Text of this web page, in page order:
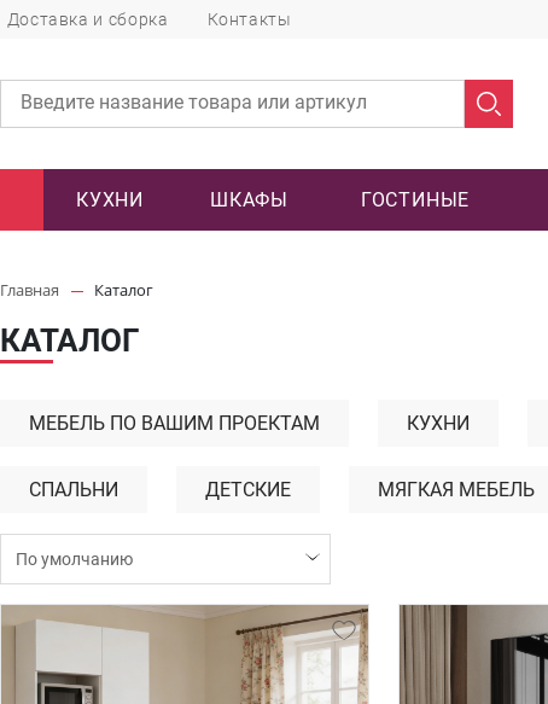
Доставка и сборка Контакты
КУХНИ ШКАФЫ ГОСТИНЫЕ
Главная Каталог
КАТАЛОГ
МЕБЕЛЬ ПО ВАШИМ ПРОЕКТАМ КУХНИ
СПАЛЬНИ ДЕТСКИЕ МЯГКАЯ МЕБЕЛЬ
По умолчанию